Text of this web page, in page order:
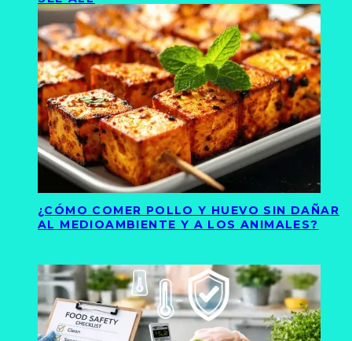
¿CÓMO COMER POLLO Y HUEVO SIN DAÑAR
AL MEDIOAMBIENTE Y A LOS ANIMALES?